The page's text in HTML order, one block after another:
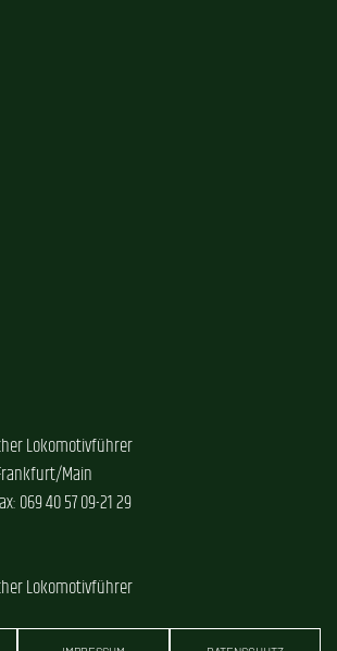
Lokomotivführer
Main
069 40 57 09-21 29
Lokomotivführer